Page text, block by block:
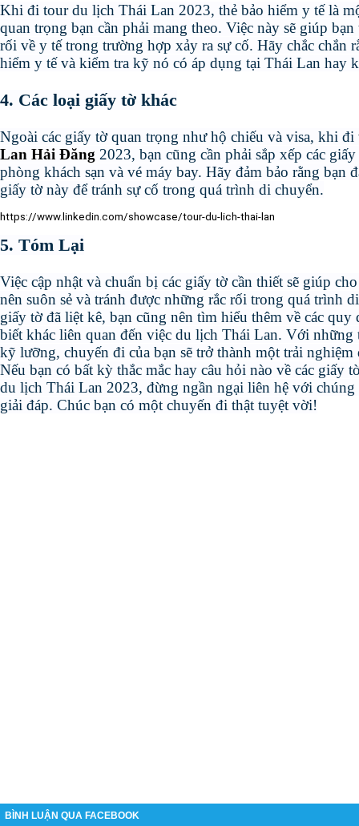
Khi đi tour du lịch Thái Lan 2023, thẻ bảo hiểm y tế là
quan trọng bạn cần phải mang theo. Việc này sẽ giúp
rối về y tế trong trường hợp xảy ra sự cố. Hãy chắc chắn
hiểm y tế và kiểm tra kỹ nó có áp dụng tại Thái Lan hay
4. Các loại giấy tờ khác
Ngoài các giấy tờ quan trọng như hộ chiếu và visa, khi đi
Lan Hải Đăng 2023, bạn cũng cần phải sắp xếp các
phòng khách sạn và vé máy bay. Hãy đảm bảo rằng bạn
giấy tờ này để tránh sự cố trong quá trình di chuyển.
https://www.linkedin.com/showcase/tour-du-lich-thai-lan
5. Tóm Lại
Việc cập nhật và chuẩn bị các giấy tờ cần thiết sẽ giúp
nên suôn sẻ và tránh được những rắc rối trong quá trình
giấy tờ đã liệt kê, bạn cũng nên tìm hiểu thêm về các
biết khác liên quan đến việc du lịch Thái Lan. Với
kỹ lưỡng, chuyến đi của bạn sẽ trở thành một trải
Nếu bạn có bất kỳ thắc mắc hay câu hỏi nào về các giấy
du lịch Thái Lan 2023, đừng ngần ngại liên hệ với
giải đáp. Chúc bạn có một chuyến đi thật tuyệt vời!
BÌNH LUẬN QUA FACEBOOK